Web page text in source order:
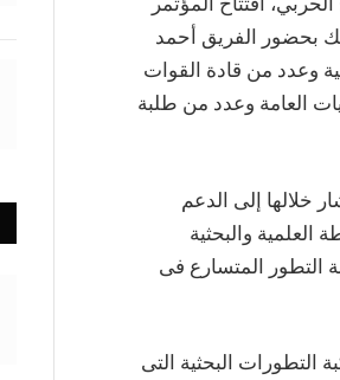
بحضور الفريق أحمد
وعدد من قادة القوات
العامة وعدد من طلبة
خلالها إلى الدعم
العلمية والبحثية
التطور المتسارع فى
ومواكبة التطورات البحثية التى